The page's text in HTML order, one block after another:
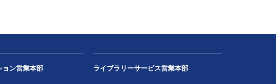
ョン営業本部 ライブラリーサービス営業本部